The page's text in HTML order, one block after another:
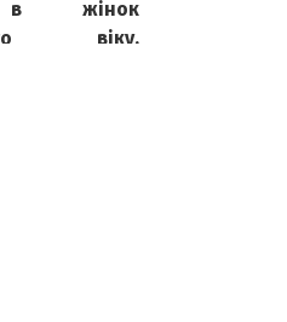
в жінок
віку.